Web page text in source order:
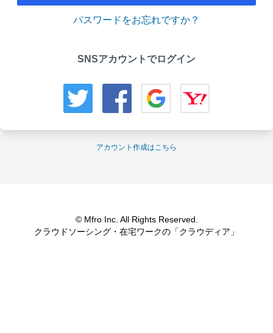
パスワードをお忘れですか？
SNSアカウントでログイン
アカウント作成はこちら
© Mfro Inc. All Rights Reserved.
クラウドソーシング・在宅ワークの「クラウディア」